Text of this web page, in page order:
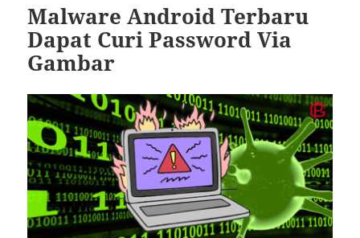
Malware Android Terbaru
Dapat Curi Password Via
Gambar